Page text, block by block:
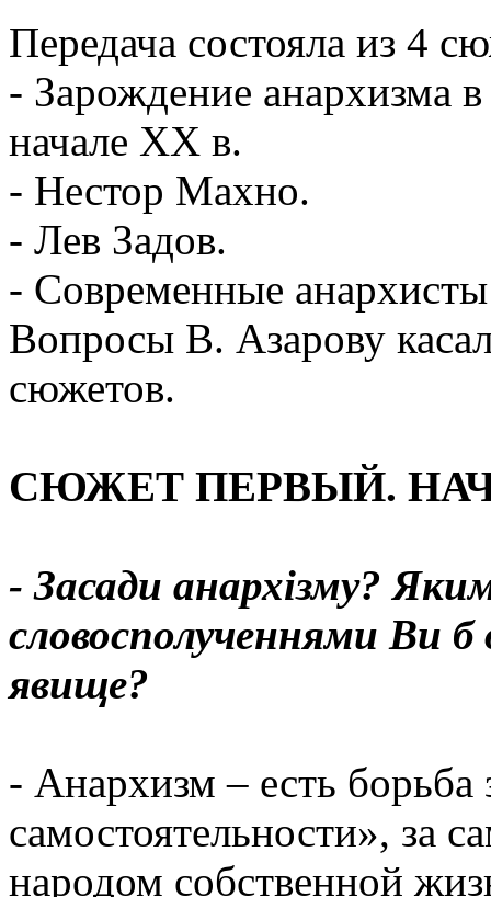
Передача состояла из 4
- Зарождение анархизма
начале ХХ в.
- Нестор Махно.
- Лев Задов.
- Современные
Вопросы В. Азарову
сюжетов.
СЮЖЕТ ПЕРВЫЙ.
- Засади анархізму?
словосполученнями Ви б
явище?
- Анархизм – есть борьба
самостоятельности», за
народом собственной